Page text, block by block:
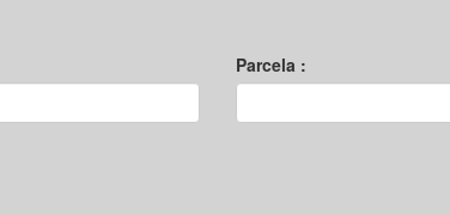
Parcela :